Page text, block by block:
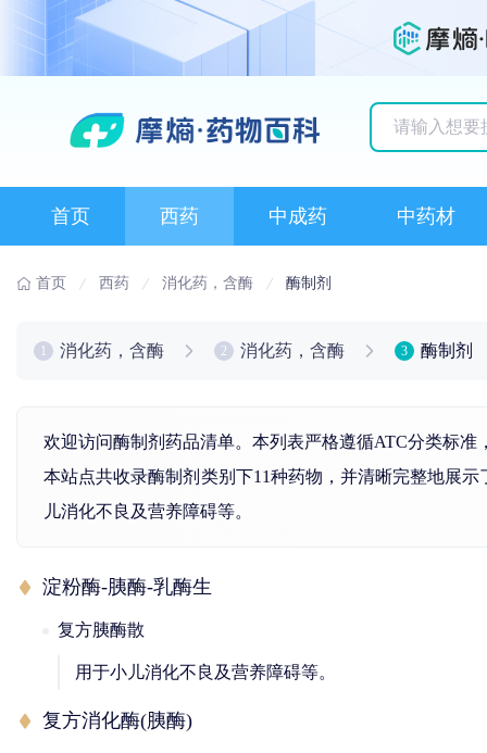
首页 西药 中成药 中药材
首页 西药 消化药，含酶 酶制剂
消化药，含酶 2 消化药，含酶 3 酶制剂
欢迎访问酶制剂药品清单。本列表严格遵循ATC分类标
本站点共收录酶制剂类别下11种药物，并清晰完整地展
儿消化不良及营养障碍等。
淀粉酶-胰酶-乳酶生
复方胰酶散
用于小儿消化不良及营养障碍等。
复方消化酶(胰酶)